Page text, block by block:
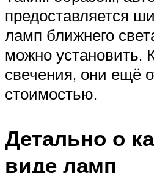
предоставляется
ламп ближнего
можно установить.
свечения, они ещё
стоимостью.
Детально о
виде ламп